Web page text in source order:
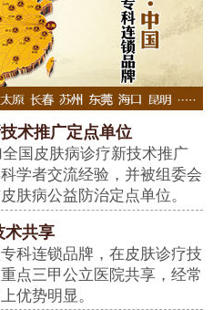
术推广定点单位
国皮肤病诊疗新技术推广
学者交流经验，并被组委会
肤病公益防治定点单位。
术共享
科连锁品牌，在皮肤诊疗技
点三甲公立医院共享，经常
优势明显。